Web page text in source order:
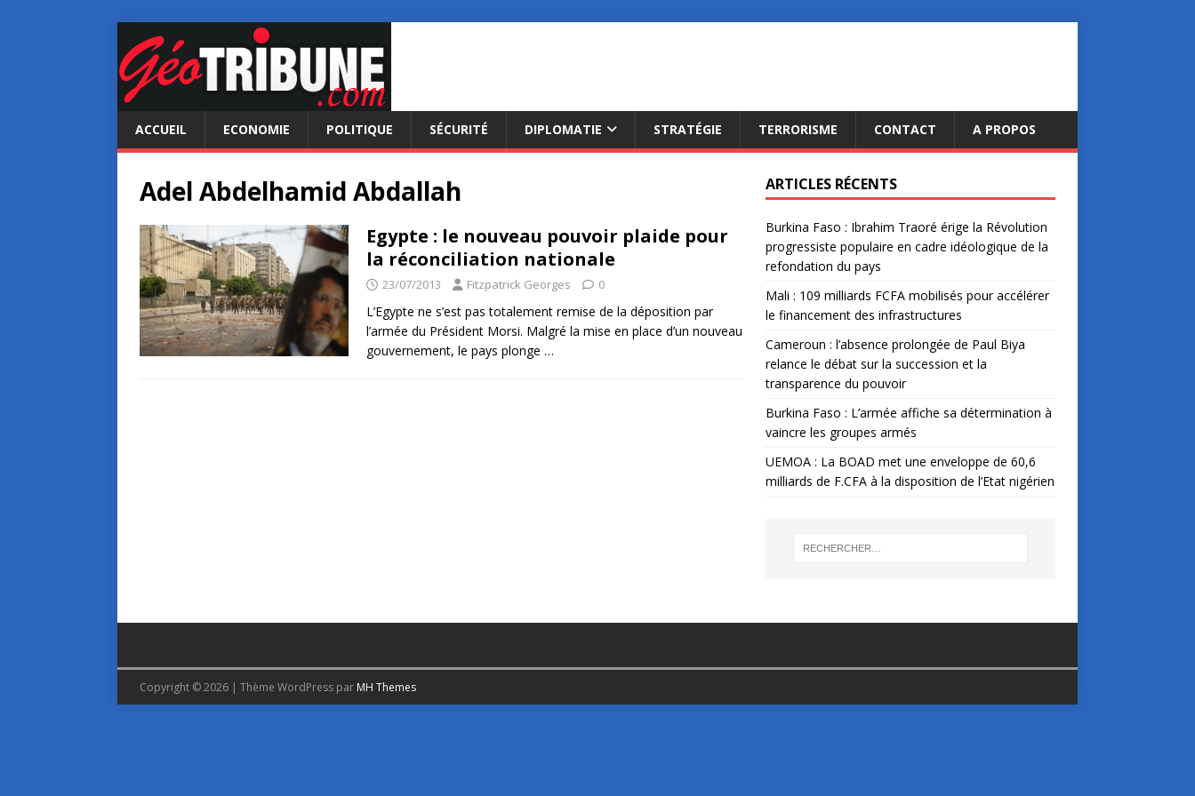
ACCUEIL ECONOMIE POLITIQUE SÉCURITÉ DIPLOMATIE STRATÉGIE TERRORISME CONTACT A PROPOS
Adel Abdelhamid Abdallah
Egypte : le nouveau pouvoir plaide pour
la réconciliation nationale
23/07/2013 Fitzpatrick Georges 0
L’Egypte ne s’est pas totalement remise de la déposition par
l’armée du Président Morsi. Malgré la mise en place d’un nouveau
gouvernement, le pays plonge …
ARTICLES RÉCENTS
Burkina Faso : Ibrahim Traoré érige la Révolution
progressiste populaire en cadre idéologique de la
refondation du pays
Mali : 109 milliards FCFA mobilisés pour accélérer
le financement des infrastructures
Cameroun : l’absence prolongée de Paul Biya
relance le débat sur la succession et la
transparence du pouvoir
Burkina Faso : L’armée affiche sa détermination à
vaincre les groupes armés
UEMOA : La BOAD met une enveloppe de 60,6
milliards de F.CFA à la disposition de l’Etat nigérien
Copyright © 2026 | Thème WordPress par MH Themes